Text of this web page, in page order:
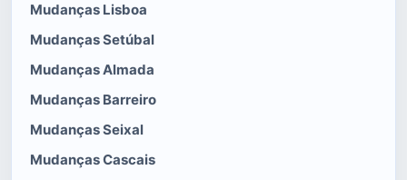
Mudanças Lisboa
Mudanças Setúbal
Mudanças Almada
Mudanças Barreiro
Mudanças Seixal
Mudanças Cascais